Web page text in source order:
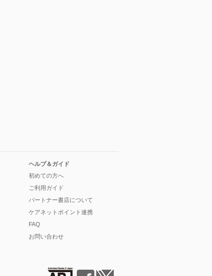
ヘルプ＆ガイド
初めての方へ
ご利用ガイド
パートナー書店について
ケアネットポイント連携
FAQ
お問い合わせ